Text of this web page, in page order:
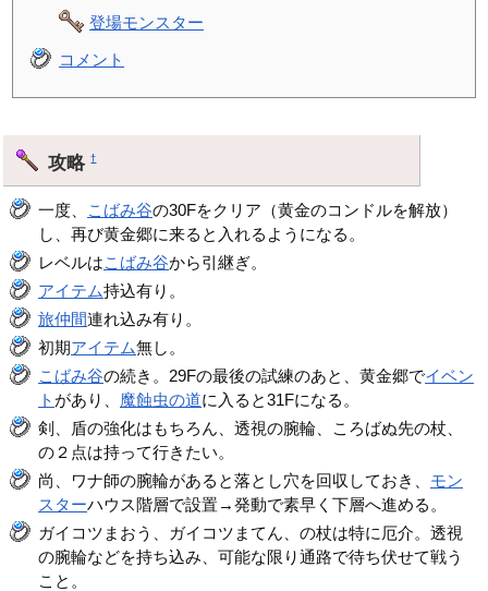
登場モンスター
コメント
攻略†
一度、 こばみ谷の30Fをクリア（黄金のコンドルを解放）
し、再び黄金郷に来ると入れるようになる。
レベルはこばみ谷から引継ぎ。
アイテム持込有り。
旅仲間連れ込み有り。
初期アイテム無し。
こばみ谷の続き。29Fの最後の試練のあと、黄金郷でイベン
ト があり、 魔蝕虫の道に入ると31Fになる。
剣、盾の強化はもちろん、透視の腕輪、ころばぬ先の杖、
の２点は持って行きたい。
尚、ワナ師の腕輪があると落とし穴を回収しておき、 モン
スターハウス階層で設置→発動で素早く下層へ進める。
ガイコツまおう、ガイコツまてん、の杖は特に厄介。透視
の腕輪などを持ち込み、可能な限り通路で待ち伏せて戦う
こと。